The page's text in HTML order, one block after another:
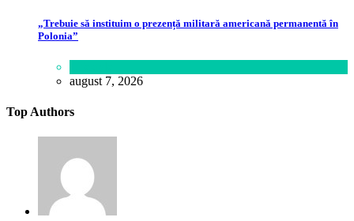
„Trebuie să instituim o prezență militară americană permanentă în
Polonia”
august 7, 2026
Top Authors